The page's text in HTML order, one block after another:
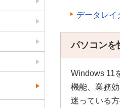
データレイ
パソコンを
Windows 11
機能、業務
迷っている